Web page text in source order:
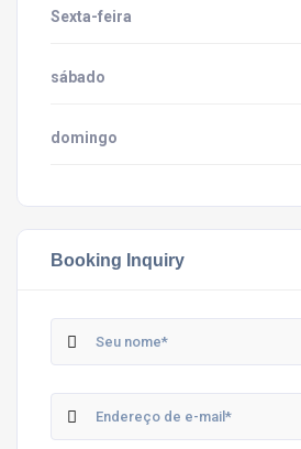
Sexta-feira
sábado
domingo
Booking Inquiry